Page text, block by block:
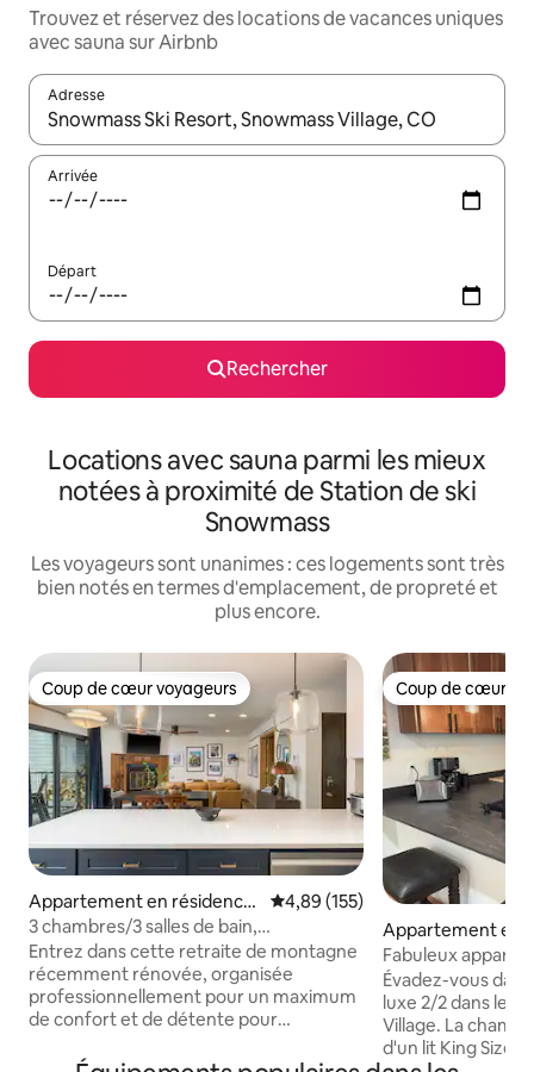
Trouvez et réservez des locations de vacances uniques
avec sauna sur Airbnb
Adresse
Lorsque les résultats s'affichent, utilisez les flèches vers le
Arrivée
Départ
Rechercher
Locations avec sauna parmi les mieux
notées à proximité de Station de ski
Snowmass
Les voyageurs sont unanimes : ces logements sont très
bien notés en termes d'emplacement, de propreté et
plus encore.
Coup de cœur voyageurs
Coup de cœur voyageurs
Appartement en résidence
⋅ Avon
Évaluation moyenne sur la
4,89 (155)
3 chambres/3 salles de bain,
jacuzzi + piscine + sauna + pickleball + PS5
Entrez dans cette retraite de montagne
récemment rénovée, organisée
professionnellement pour un maximum
de confort et de détente pour
élégante, des espaces de vie
Coup de cœur
Coup de cœur
Appartement en
wmass Village
Fabuleux
Évadez-vous
luxe 2/2 dans le
Village. La
d'un lit King Size